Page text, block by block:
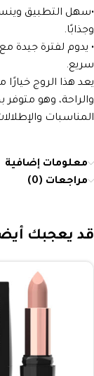
•سهل التطبيق
وجذابًا.
• يدوم لفترة جيدة
سريع.
يعد هذا الروج خيارًا
والراحة، وهو
المناسبات
معلومات إضافية
مراجعات (0)
قد يعجبك